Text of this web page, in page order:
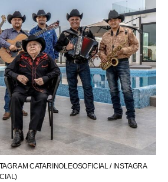
CATARINOLEOSOFICIAL / INSTAGRA